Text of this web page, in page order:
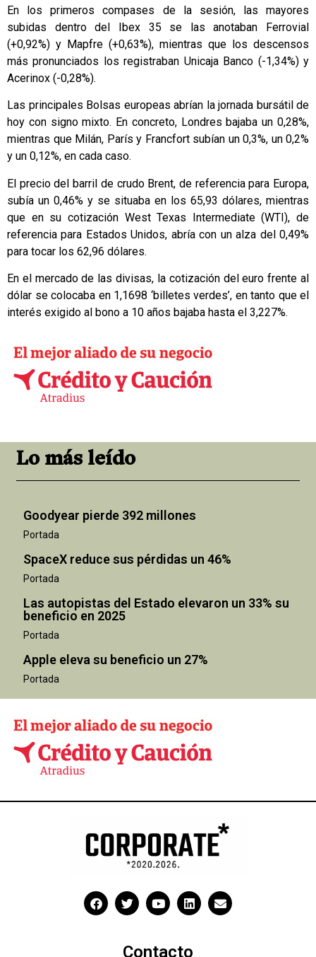
En los primeros compases de la sesión, las mayores
subidas dentro del Ibex 35 se las anotaban Ferrovial
(+0,92%) y Mapfre (+0,63%), mientras que los descensos
más pronunciados los registraban Unicaja Banco (-1,34%) y
Acerinox (-0,28%).
Las principales Bolsas europeas abrían la jornada bursátil de
hoy con signo mixto. En concreto, Londres bajaba un 0,28%,
mientras que Milán, París y Francfort subían un 0,3%, un 0,2%
y un 0,12%, en cada caso.
El precio del barril de crudo Brent, de referencia para Europa,
subía un 0,46% y se situaba en los 65,93 dólares, mientras
que en su cotización West Texas Intermediate (WTI), de
referencia para Estados Unidos, abría con un alza del 0,49%
para tocar los 62,96 dólares.
En el mercado de las divisas, la cotización del euro frente al
dólar se colocaba en 1,1698 ‘billetes verdes’, en tanto que el
interés exigido al bono a 10 años bajaba hasta el 3,227%.
Lo más leído
Goodyear pierde 392 millones
Portada
SpaceX reduce sus pérdidas un 46%
Portada
Las autopistas del Estado elevaron un 33% su
beneficio en 2025
Portada
Apple eleva su beneficio un 27%
Portada
Contacto